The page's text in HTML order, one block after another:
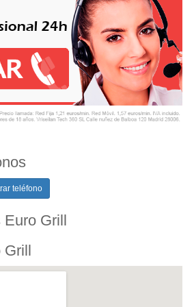
teléfono
Euro Grill
Grill